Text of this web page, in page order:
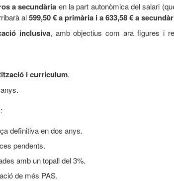
a secundària en la part autonòmica del salari
al599,50 € a primària i a 633,58 € a
inclusiva, amb objectius com ara figures i
i currículum.
definitiva en dos anys.
pendents.
amb un topall del 3%.
de més PAS.